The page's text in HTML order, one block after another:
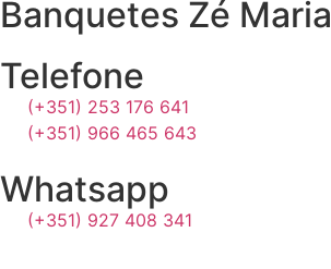
Banquetes Zé Maria
Telefone
(+351) 253 176 641
(+351) 966 465 643
Whatsapp
(+351) 927 408 341